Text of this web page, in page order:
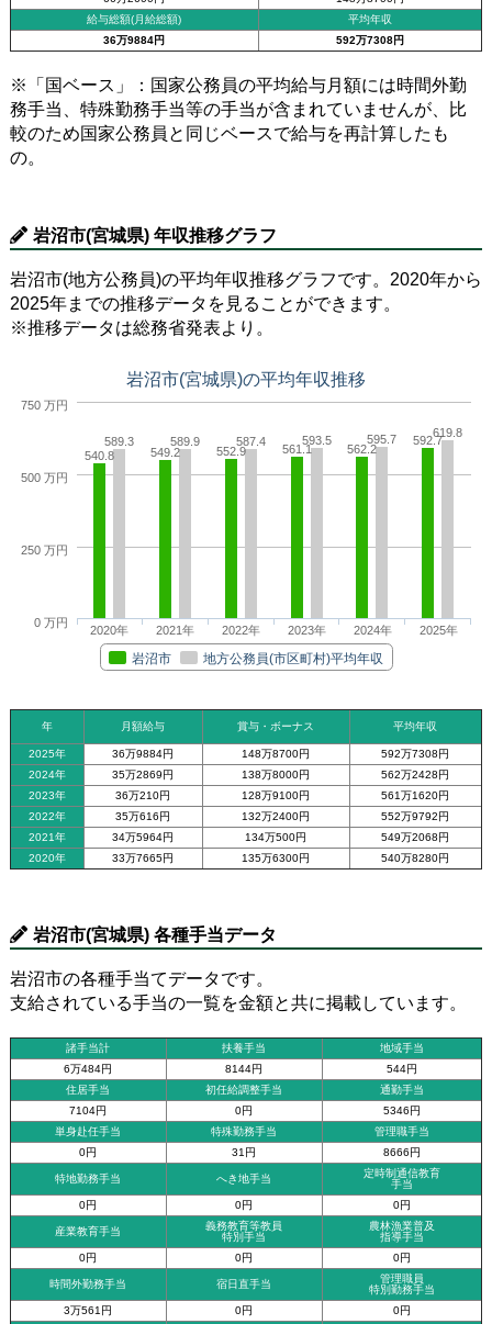
給与総額(月給総額)
平均年収
36万9884円
592万7308円
※「国ベース」：国家公務員の平均給与月額には時間外勤
務手当、特殊勤務手当等の手当が含まれていませんが、比
較のため国家公務員と同じベースで給与を再計算したも
の。
岩沼市(宮城県) 年収推移グラフ
岩沼市(地方公務員)の平均年収推移グラフです。2020年から
2025年までの推移データを見ることができます。
※推移データは総務省発表より。
岩沼市(宮城県)の平均年収推移
540.8 549.2 552.9 561.1 562.2
592.7
589.3 589.9 587.4 593.5 595.7 619.8
岩沼市 地方公務員(市区町村)平均年収
2020年 2021年 2022年 2023年 2024年 2025年
0 万円
250 万円
500 万円
750 万円
年 月額給与 賞与・ボーナス 平均年収
2025年 36万9884円 148万8700円
592万7308円
2024年
35万2869円 138万8000円
562万2428円
2023年
36万210円 128万9100円
561万1620円
2022年
35万616円 132万2400円
552万9792円
2021年
34万5964円 134万500円
549万2068円
2020年
33万7665円 135万6300円 540万8280円
岩沼市(宮城県) 各種手当データ
岩沼市の各種手当てデータです。
支給されている手当の一覧を金額と共に掲載しています。
諸手当計 扶養手当
地域手当
6万484円
8144円
544円
住居手当
初任給調整手当
通勤手当
7104円
0円
5346円
単身赴任手当
特殊勤務手当
管理職手当
0円
31円 8666円
特地勤務手当 へき地手当
定時制通信教育
手当
0円
0円 0円
産業教育手当
義務教育等教員
特別手当
農林漁業普及
指導手当
0円
0円 0円
時間外勤務手当 宿日直手当
管理職員
特別勤務手当
3万561円
0円
0円